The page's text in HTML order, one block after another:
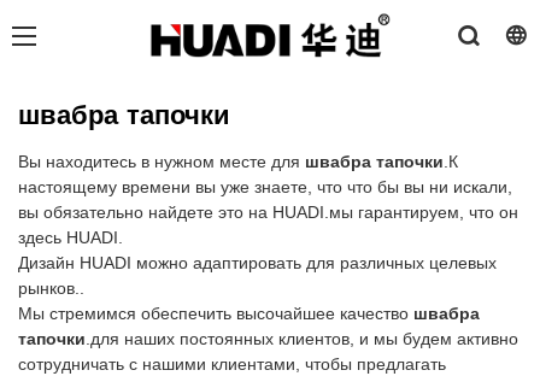
швабра тапочки
Вы находитесь в нужном месте для швабра тапочки.К
настоящему времени вы уже знаете, что что бы вы ни искали,
вы обязательно найдете это на HUADI.мы гарантируем, что он
здесь HUADI.
Дизайн HUADI можно адаптировать для различных целевых
рынков..
Мы стремимся обеспечить высочайшее качество швабра
тапочки.для наших постоянных клиентов, и мы будем активно
сотрудничать с нашими клиентами, чтобы предлагать